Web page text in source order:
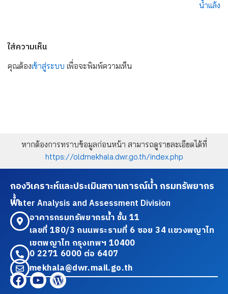
น้ำแล้ง
ใส่ความเห็น
คุณต้องเข้าสู่ระบบ เพื่อจะพิมพ์ความเห็น
หากต้องการทราบข้อมูลก่อนหน้า สามารถดูรายละเอียดได้ที่
https://oldmekhala.dwr.go.th/index.php
กองวิเคราะห์และประเมินสถานการณ์น้ำ กรมทรัพยากร
น้ำ
Water Analysis and Assessment Division
อาคารกรมทรัพยากรน้ำ ชั้น 11
เลขที่ 180/3 ถนนพระรามที่ 6 ซอย 34 แขวงพญาไท
เขตพญาไท กรุงเทพฯ 10400
0 2271 6000 ต่อ 6407
mekhala@dwr.mail.go.th